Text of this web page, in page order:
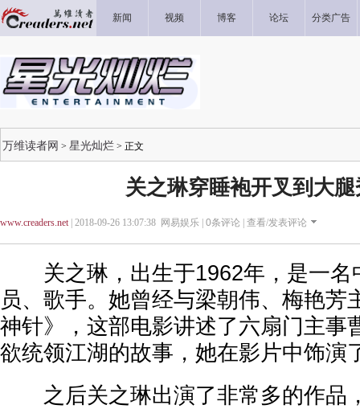
新闻 视频 博客 论坛 分类广告
万维读者网 > 星光灿烂 > 正文
关之琳穿睡袍开叉到大
www.creaders.net| 2018-09-26 13:07:38 网易娱乐 | 0条评论 | 查看/发表评论
关之琳，出生于1962年，是一名
员、歌手。她曾经与梁朝伟、梅艳芳
神针》，这部电影讲述了六扇门主事
欲统领江湖的故事，她在影片中饰演
之后关之琳出演了非常多的作品